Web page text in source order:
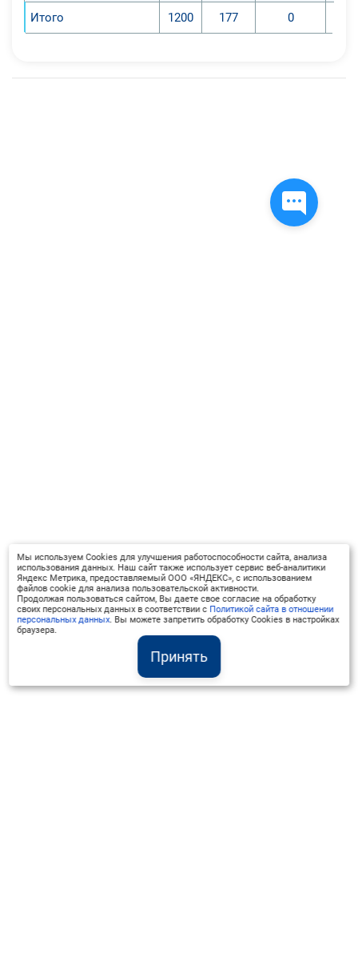
Итого 1200 177 0
Принять
Мы используем Cookies для улучшения работоспособности сайта, анализа
использования данных. Наш сайт также использует сервис веб-аналитики
Яндекс Метрика, предоставляемый ООО «ЯНДЕКС», с использованием
файлов cookie для анализа пользовательской активности.
Продолжая пользоваться сайтом, Вы даете свое согласие на обработку
своих персональных данных в соответствии с Политикой сайта в отношении
персональных данных. Вы можете запретить обработку Cookies в настройках
браузера.